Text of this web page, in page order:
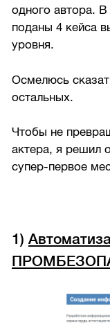
одного автора.
поданы 4 кейса
уровня.
Осмелюсь
остальных.
Чтобы не
актера, я решил
супер-первое
1)